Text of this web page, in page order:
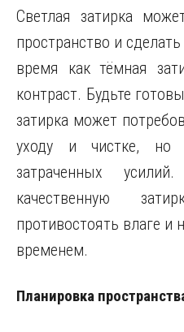
Светлая затирка
пространство и
время как тёмная
контраст. Будьте
затирка может
уходу и чистке, но
затраченных
качественную
противостоять влаге и
временем.
Планировка